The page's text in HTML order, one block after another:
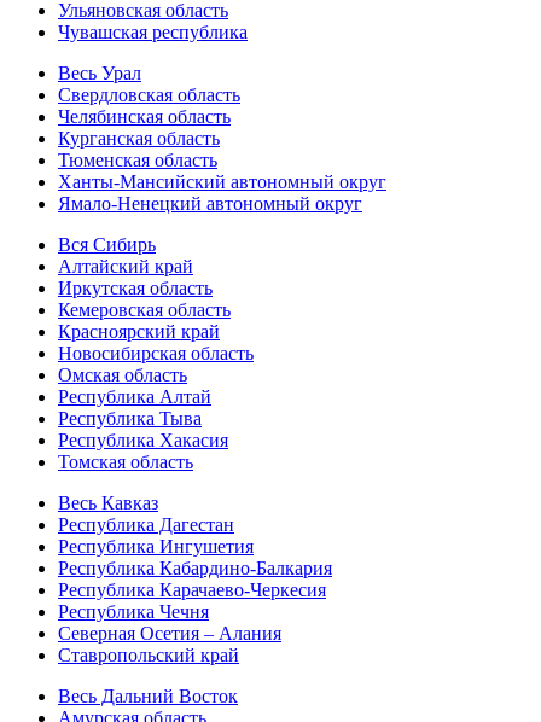
Ульяновская область
Чувашская республика
Весь Урал
Свердловская область
Челябинская область
Курганская область
Тюменская область
Ханты-Мансийский автономный округ
Ямало-Ненецкий автономный округ
Вся Сибирь
Алтайский край
Иркутская область
Кемеровская область
Красноярский край
Новосибирская область
Омская область
Республика Алтай
Республика Тыва
Республика Хакасия
Томская область
Весь Кавказ
Республика Дагестан
Республика Ингушетия
Республика Кабардино-Балкария
Республика Карачаево-Черкесия
Республика Чечня
Северная Осетия – Алания
Ставропольский край
Весь Дальний Восток
Амурская область